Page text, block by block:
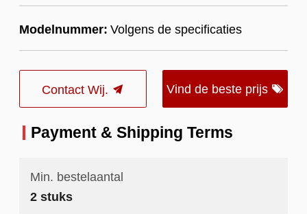
Modelnummer: Volgens de specificaties
Contact Wij. Vind de beste prijs
Payment & Shipping Terms
Min. bestelaantal
2 stuks